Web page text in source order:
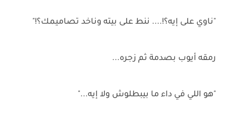
"ناوي على إيه؟!.... ننط على بيته وناخد تصاميمك؟!"
رمقه أيوب بصدمة ثم زجره...
"هو اللي في داء ما بيبطلوش ولا إيه..."